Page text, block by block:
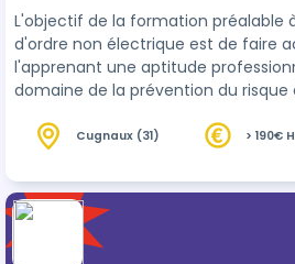
L'objectif de la formation préalable
d'ordre non électrique est de faire
l'apprenant une aptitude
domaine de la prévention du risque
motorisation thermique, électrique
embarquée très basse tension
tension (BT) La norme NF C 18550
prescriptions applicable à cette formation. La
formation préalable à l'habilitatio…
Cugnaux (31) > 190€